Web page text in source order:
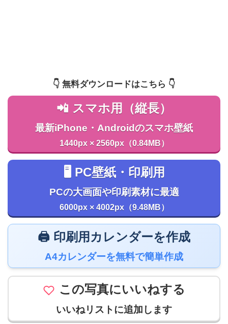
👇️ 無料ダウンロードはこちら 👇️
📲 スマホ用（縦長）
最新iPhone・Androidのスマホ壁紙
1440px × 2560px（0.84MB）
🖥️ PC壁紙・印刷用
PCの大画面や印刷素材に最適
6000px × 4002px（9.48MB）
🖨️ 印刷用カレンダーを作成
A4カレンダーを無料で簡単作成
この写真にいいねする
いいねリストに追加します